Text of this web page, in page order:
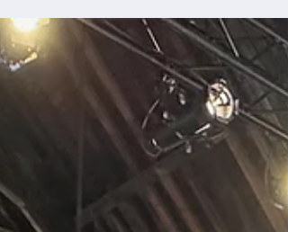
Marraine des Futaies Notre-Dame. Annoncée par
décret du Président de la République le 20 juin
cette nouvelle marque un signal fort pour l’avenir
notre patrimoine forestier et des savoir-faire qui